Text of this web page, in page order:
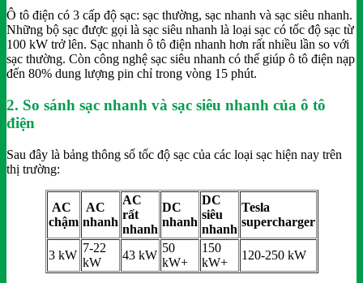
Ô tô điện có 3 cấp độ sạc: sạc thường, sạc nhanh và sạc siêu nhanh.
Những bộ sạc được gọi là sạc siêu nhanh là loại sạc có tốc độ sạc từ
100 kW trở lên. Sạc nhanh ô tô điện nhanh hơn rất nhiều lần so với
sạc thường. Còn công nghệ sạc siêu nhanh có thể giúp ô tô điện nạp
đến 80% dung lượng pin chỉ trong vòng 15 phút.
2. So sánh sạc nhanh và sạc siêu nhanh của ô tô
điện
Sau đây là bảng thông số tốc độ sạc của các loại sạc hiện nay trên
thị trường:
AC
chậm
AC
nhanh
AC
rất
nhanh
DC
nhanh
DC
siêu
nhanh
Tesla
supercharger
3 kW
7-22
kW
43 kW
50
kW+
150
kW+
120-250 kW